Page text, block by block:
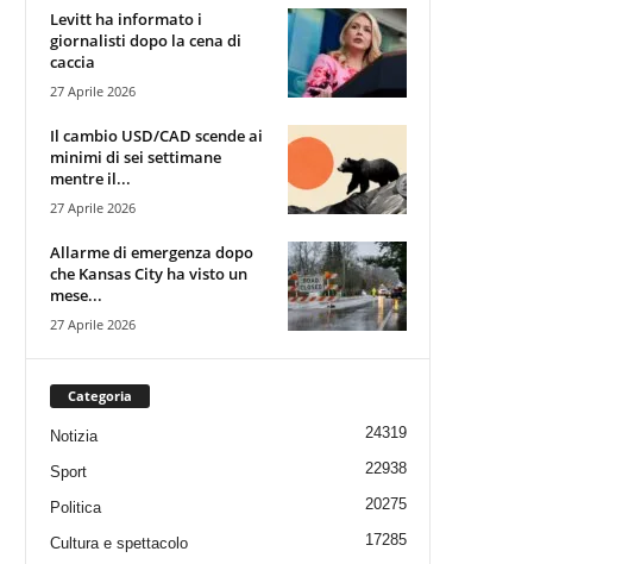
Levitt ha informato i
giornalisti dopo la cena di
caccia
27 Aprile 2026
Il cambio USD/CAD scende ai
minimi di sei settimane
mentre il...
27 Aprile 2026
Allarme di emergenza dopo
che Kansas City ha visto un
mese...
27 Aprile 2026
Categoria
Notizia 24319
Sport 22938
Politica 20275
Cultura e spettacolo 17285